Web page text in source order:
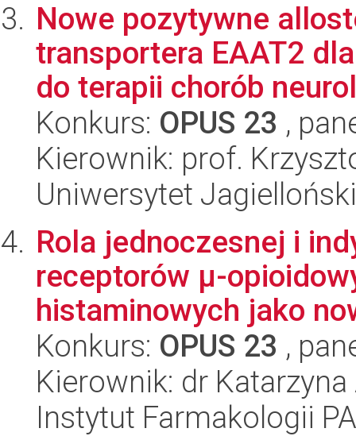
Nowe pozytywne
transportera EAAT2
do terapii chorób
Konkurs: OPUS 23 ,
Kierownik: prof.
Uniwersytet
Rola jednoczesnej i
receptorów μ-
histaminowych jako
Konkurs: OPUS 23 ,
Kierownik: dr
Instytut Farmakologii